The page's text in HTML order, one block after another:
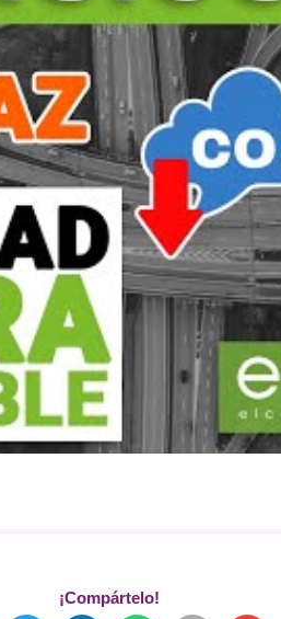
no basta si no va
responsable y respetar
. Conocer las
de movilidad sostenible en la
del transporte no se logra
, tanto de los
centros de referencia como
y respetuosa con el